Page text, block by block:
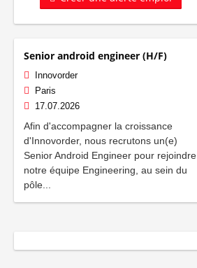
Senior android engineer (H/F)
Innovorder
Paris
17.07.2026
Afin d'accompagner la croissance
d'Innovorder, nous recrutons un(e)
Senior Android Engineer pour rejoindre
notre équipe Engineering, au sein du
pôle...